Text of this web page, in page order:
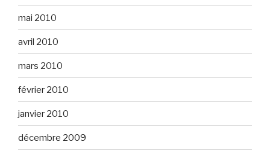
mai 2010
avril 2010
mars 2010
février 2010
janvier 2010
décembre 2009